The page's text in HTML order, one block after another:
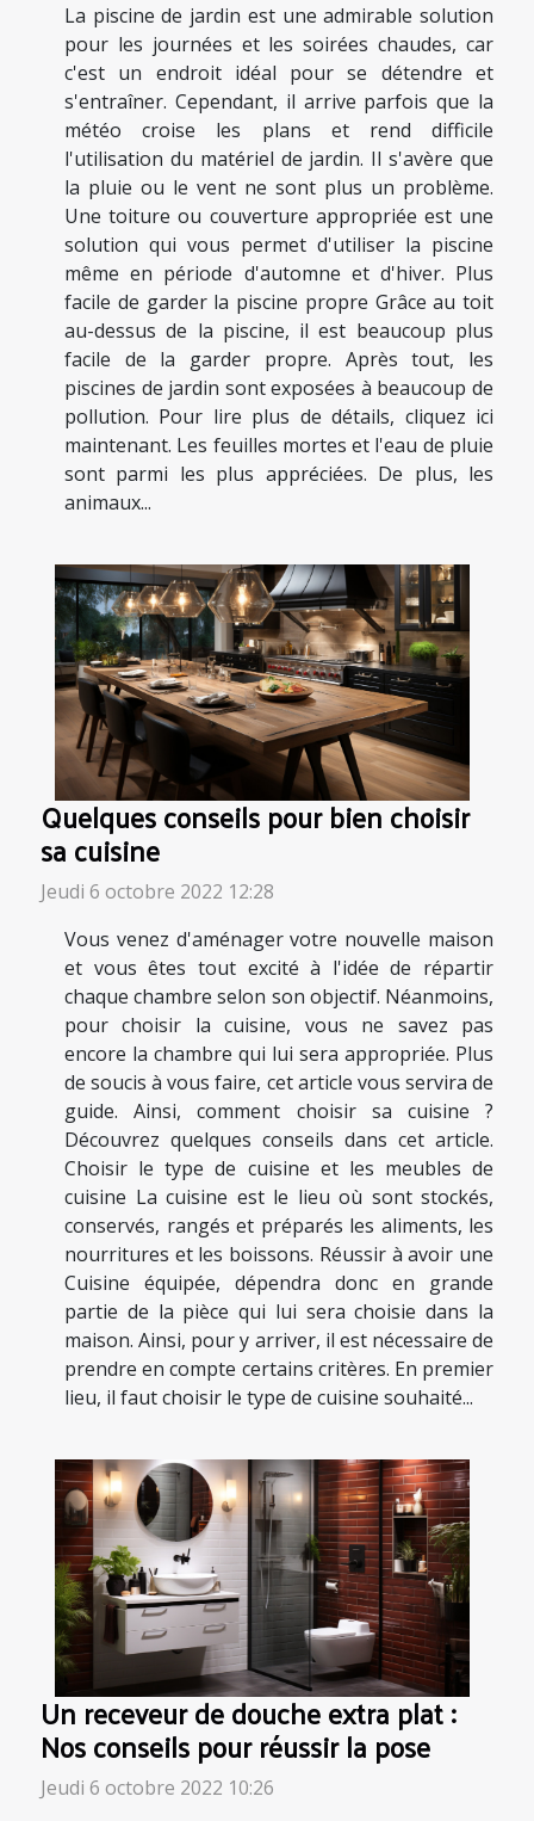
La piscine de jardin est une admirable solution
pour les journées et les soirées chaudes, car
c'est un endroit idéal pour se détendre et
s'entraîner. Cependant, il arrive parfois que la
météo croise les plans et rend difficile
l'utilisation du matériel de jardin. Il s'avère que
la pluie ou le vent ne sont plus un problème.
Une toiture ou couverture appropriée est une
solution qui vous permet d'utiliser la piscine
même en période d'automne et d'hiver. Plus
facile de garder la piscine propre Grâce au toit
au-dessus de la piscine, il est beaucoup plus
facile de la garder propre. Après tout, les
piscines de jardin sont exposées à beaucoup de
pollution. Pour lire plus de détails, cliquez ici
maintenant. Les feuilles mortes et l'eau de pluie
sont parmi les plus appréciées. De plus, les
animaux...
Quelques conseils pour bien choisir
sa cuisine
Jeudi 6 octobre 2022 12:28
Vous venez d'aménager votre nouvelle maison
et vous êtes tout excité à l'idée de répartir
chaque chambre selon son objectif. Néanmoins,
pour choisir la cuisine, vous ne savez pas
encore la chambre qui lui sera appropriée. Plus
de soucis à vous faire, cet article vous servira de
guide. Ainsi, comment choisir sa cuisine ?
Découvrez quelques conseils dans cet article.
Choisir le type de cuisine et les meubles de
cuisine La cuisine est le lieu où sont stockés,
conservés, rangés et préparés les aliments, les
nourritures et les boissons. Réussir à avoir une
Cuisine équipée, dépendra donc en grande
partie de la pièce qui lui sera choisie dans la
maison. Ainsi, pour y arriver, il est nécessaire de
prendre en compte certains critères. En premier
lieu, il faut choisir le type de cuisine souhaité...
Un receveur de douche extra plat :
Nos conseils pour réussir la pose
Jeudi 6 octobre 2022 10:26